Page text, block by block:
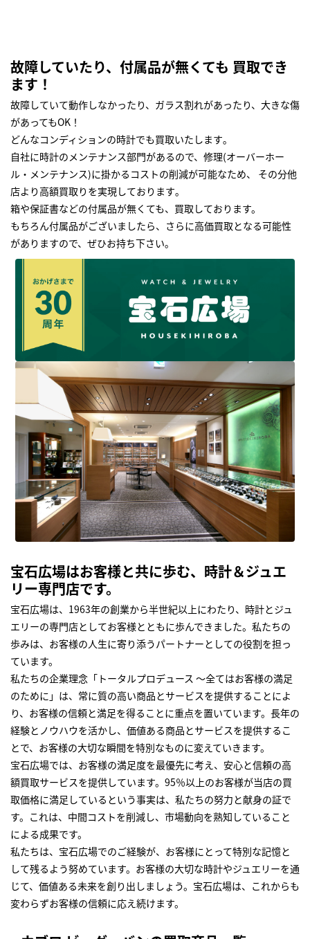
故障していたり、付属品が無くても 買取でき
ます！
故障していて動作しなかったり、ガラス割れがあったり、大きな傷
があってもOK！
どんなコンディションの時計でも買取いたします｡
自社に時計のメンテナンス部門があるので、修理(オーバーホー
ル・メンテナンス)に掛かるコストの削減が可能なため、 その分他
店より高額買取りを実現しております｡
箱や保証書などの付属品が無くても、買取しております。
もちろん付属品がございましたら、さらに高価買取となる可能性
がありますので、ぜひお持ち下さい｡
宝石広場はお客様と共に歩む、時計＆ジュエ
リー専門店です。
宝石広場は、1963年の創業から半世紀以上にわたり、時計とジュ
エリーの専門店としてお客様とともに歩んできました。私たちの
歩みは、お客様の人生に寄り添うパートナーとしての役割を担っ
ています。
私たちの企業理念「トータルプロデュース ～全てはお客様の満足
のために」は、常に質の高い商品とサービスを提供することによ
り、お客様の信頼と満足を得ることに重点を置いています。長年の
経験とノウハウを活かし、価値ある商品とサービスを提供するこ
とで、お客様の大切な瞬間を特別なものに変えていきます。
宝石広場では、お客様の満足度を最優先に考え、安心と信頼の高
額買取サービスを提供しています。95％以上のお客様が当店の買
取価格に満足しているという事実は、私たちの努力と献身の証で
す。これは、中間コストを削減し、市場動向を熟知していること
による成果です。
私たちは、宝石広場でのご経験が、お客様にとって特別な記憶と
して残るよう努めています。お客様の大切な時計やジュエリーを通
じて、価値ある未来を創り出しましょう。宝石広場は、これからも
変わらずお客様の信頼に応え続けます。